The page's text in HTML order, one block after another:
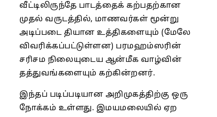
வீட்டிலிருந்தே பாடத்தைக் கற்பதற்கான
முதல் வருடத்தில், மாணவர்கள் மூன்று
அடிப்படை தியான உத்திகளையும் (மேலே
விவரிக்கப்பட்டுள்ளன) பரமஹம்ஸரின்
சரிசம நிலையுடைய ஆன்மீக வாழ்வின்
தத்துவங்களையும் கற்கின்றனர்.
இந்தப் படிப்படியான அறிமுகத்திற்கு ஒரு
நோக்கம் உள்ளது. இமயமலையில் ஏற